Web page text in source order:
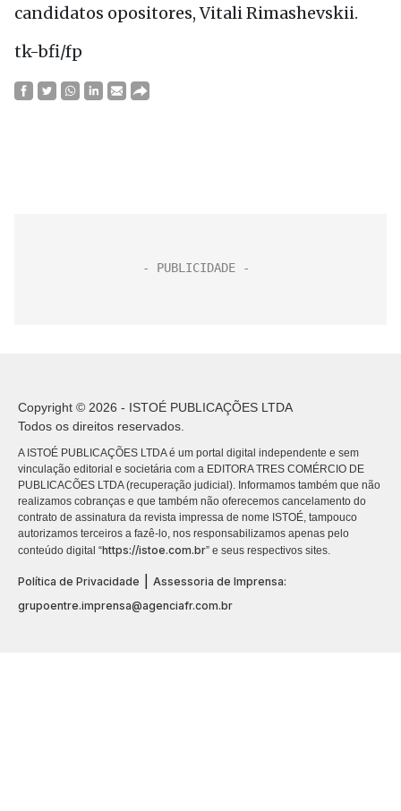
candidatos opositores, Vitali Rimashevskii.
tk-bfi/fp
Copyright © 2026 - ISTOÉ PUBLICAÇÕES LTDA
Todos os direitos reservados.
A ISTOÉ PUBLICAÇÕES LTDA é um portal digital independente e sem
vinculação editorial e societária com a EDITORA TRES COMÉRCIO DE
PUBLICACÕES LTDA (recuperação judicial). Informamos também que não
realizamos cobranças e que também não oferecemos cancelamento do
contrato de assinatura da revista impressa de nome ISTOÉ, tampouco
autorizamos terceiros a fazê-lo, nos responsabilizamos apenas pelo
conteúdo digital “https://istoe.com.br” e seus respectivos sites.
Política de Privacidade
Assessoria de Imprensa:
grupoentre.imprensa@agenciafr.com.br